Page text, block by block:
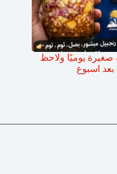
صغيرة يوميًا ولاحظ
بعد اسبوع